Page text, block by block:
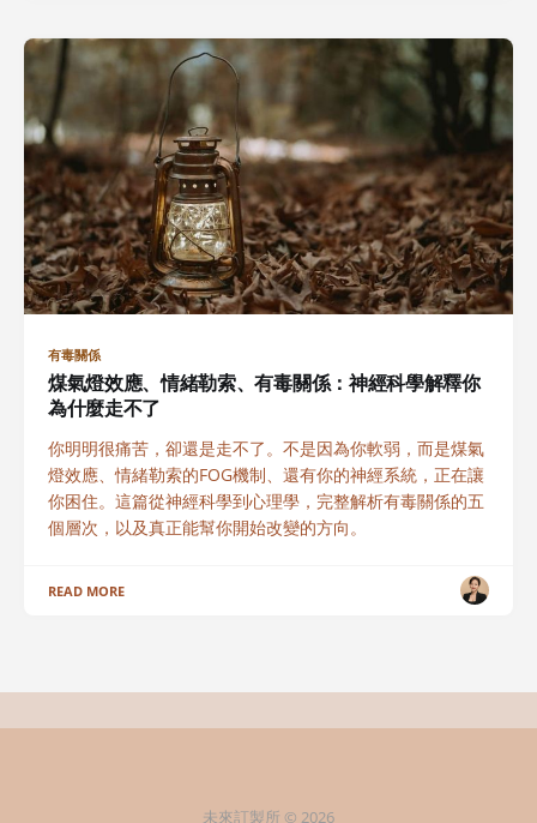
有毒關係
煤氣燈效應、情緒勒索、有毒關係：神經科學解釋你
為什麼走不了
你明明很痛苦，卻還是走不了。不是因為你軟弱，而是煤氣
燈效應、情緒勒索的FOG機制、還有你的神經系統，正在讓
你困住。這篇從神經科學到心理學，完整解析有毒關係的五
個層次，以及真正能幫你開始改變的方向。
READ MORE
未來訂製所 © 2026